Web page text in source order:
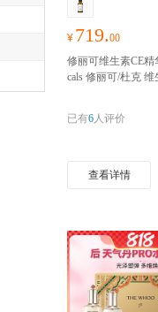
¥ 719.00
修丽可维生素CE精
cals 修丽可/杜克 维
周，明显淡化黑色
已有6人评价
查看详情